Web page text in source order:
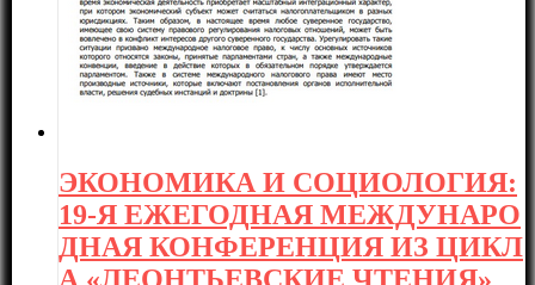
ЭКОНОМИКА И СОЦИОЛОГИЯ:
19-Я ЕЖЕГОДНАЯ МЕЖДУНАРО
ДНАЯ КОНФЕРЕНЦИЯ ИЗ ЦИКЛ